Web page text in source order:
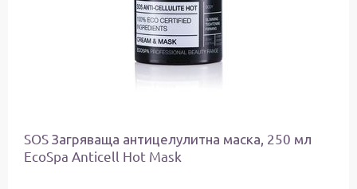
SOS Загряваща антицелулитна маска, 250 мл
EcoSpa Anticell Hot Mask